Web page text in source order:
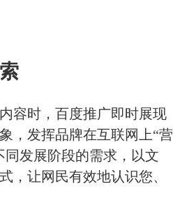
容时，百度推广即时展现
，发挥品牌在互联网上“营
发展阶段的需求，以文
，让网民有效地认识您、